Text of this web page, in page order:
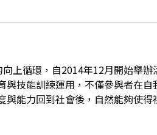
上循環，自2014年12月開始舉
與技能訓練運用，不僅參與者在
與能力回到社會後，自然能夠使